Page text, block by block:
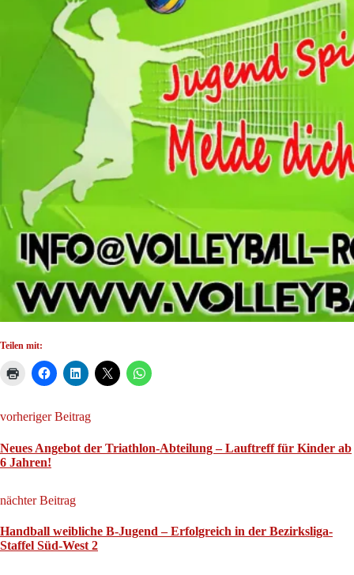
Teilen mit:
vorheriger Beitrag
Neues Angebot der Triathlon-Abteilung – Lauftreff für Kinder ab
6 Jahren!
nächter Beitrag
Handball weibliche B-Jugend – Erfolgreich in der Bezirksliga-
Staffel Süd-West 2